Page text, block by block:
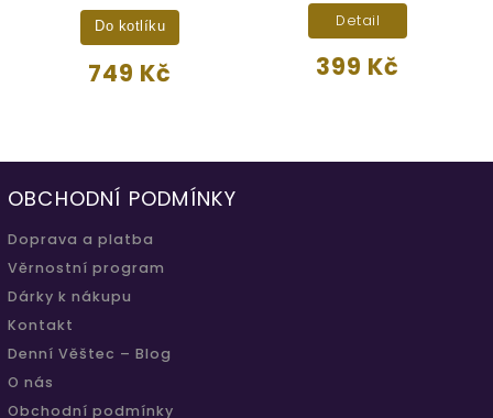
749 Kč
Do kotlíku
399 Kč
Detail
OBCHODNÍ PODMÍNKY
Doprava a platba
Věrnostní program
Dárky k nákupu
Kontakt
Denní Věštec – Blog
O nás
Obchodní podmínky